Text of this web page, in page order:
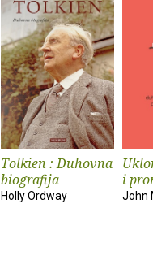
Tolkien : Duhovna
biografija
Holly Ordway
i
John